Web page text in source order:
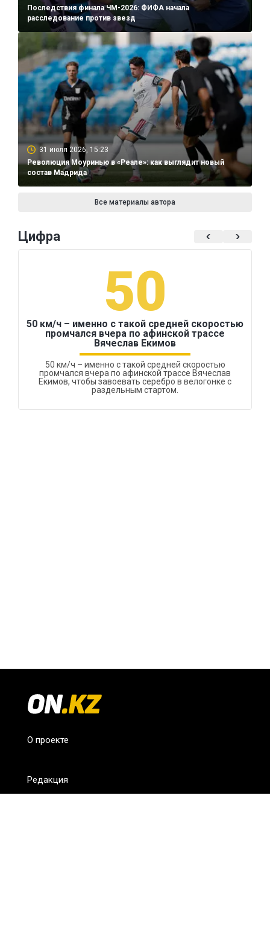
Последствия финала ЧМ-2026: ФИФА начала
расследование против звезд
31 июля 2026, 15:23
Революция Моуринью в «Реале»: как выглядит новый
состав Мадрида
Все материалы автора
Цифра
50
50 км/ч – именно с такой средней скоростью
промчался вчера по афинской трассе
Вячеслав Екимов
50 км/ч – именно с такой средней скоростью
промчался вчера по афинской трассе Вячеслав
Екимов, чтобы завоевать серебро в велогонке с
раздельным стартом.
О проекте
Редакция